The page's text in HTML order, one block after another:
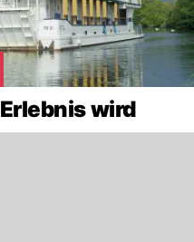
wird